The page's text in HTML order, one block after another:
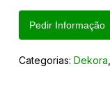
Pedir Informação
Categorias: Dekora